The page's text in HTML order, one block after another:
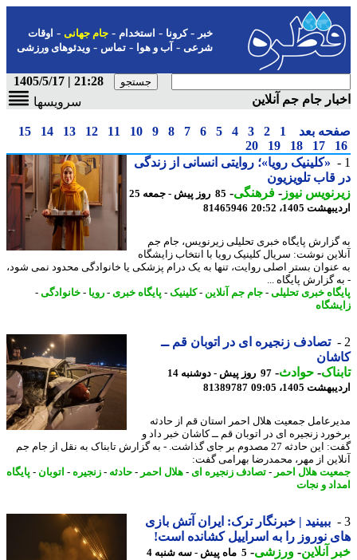
-کرونا-استخدام- جام جهانی-اوقات
شرعی-آب و هوا-تماس-ویدئوهای ورزشی
21:28 | 1405/5/17
جام جم آنلاین
سرویسها
بعد 1
2
3
4
5
6
7
8
9
10
11
12
13
14
15
17
18
19
20
«کلینیک رویا»؛ روایتی انسانی از زندگی
تلویزیون
نیوز-فرهنگی-
85 روز پیش - جمعه 25
1405، 20:52
81465946
پایگاه خبری تحلیلی زیرنویس، جام جم
نوشت: سریال کلینیک رویا با انتخاب زایشگاه
بستر اصلی روایت، تنها به یک درام پزشکی یا خانوادگی محدود نمی شود،
گزارش پایگاه ...
خبری تحلیلی-جام جم آنلاین-کلینیک-پایگاه خبری- رویا- خانوادگی -
تصادف زنجیره ای در اتوبان قم ــ
-حوادث -
97 روز پیش - دوشنبه 14
1405، 09:05
81389787
جمعیت هلال احمر استان قم از حادثه
زنجیره ای در اتوبان قم ــ کاشان خبر داد و
گفت: این حادثه 27 مصدوم بر جای گذاشت. - به گزارش تابناک به نقل از جام جم
از مهر، محمدرضا بهرامی گفت:
هلال احمر -تصادف زنجیره ای - هلال احمر -حادثه-زنجیره-اتوبان-پایگاه
و نجات
ببینید | خبرنگار ترک: ایران آتش بازی
نوروز را به اسراییل کشانده است!
آنلاین-ورزشی-
5 ماه پیش - سه شنبه 4